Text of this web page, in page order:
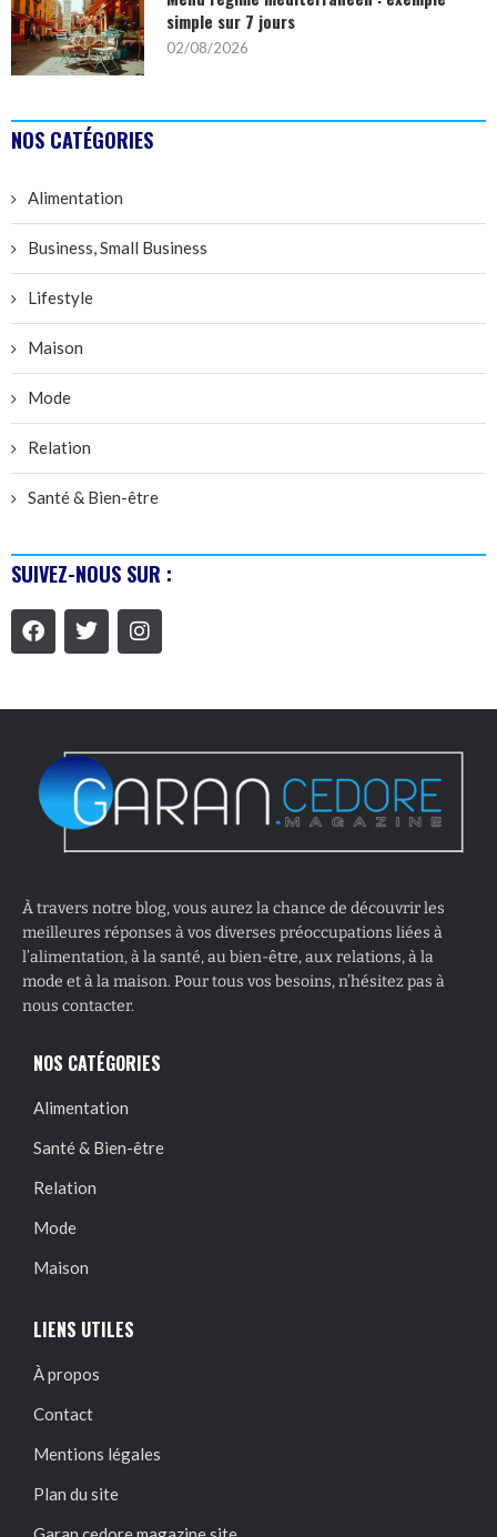
simple sur 7 jours
02/08/2026
NOS CATÉGORIES
Alimentation
Business, Small Business
Lifestyle
Maison
Mode
Relation
Santé & Bien-être
SUIVEZ-NOUS SUR :
À travers notre blog, vous aurez la chance de découvrir les
meilleures réponses à vos diverses préoccupations liées à
l’alimentation, à la santé, au bien-être, aux relations, à la
mode et à la maison. Pour tous vos besoins, n’hésitez pas à
nous contacter.
NOS CATÉGORIES
Alimentation
Santé & Bien-être
Relation
Mode
Maison
LIENS UTILES
À propos
Contact
Mentions légales
Plan du site